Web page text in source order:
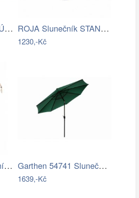
Stínící plachta TROJÚHELNÍK Rojaplast ROJA Slunečník STANDART 3m - terracota
1230,-Kč
Hnědý rafiový slunečník s třásněmi… Garthen 54741 Slunečník ø 290 cm -…
1639,-Kč